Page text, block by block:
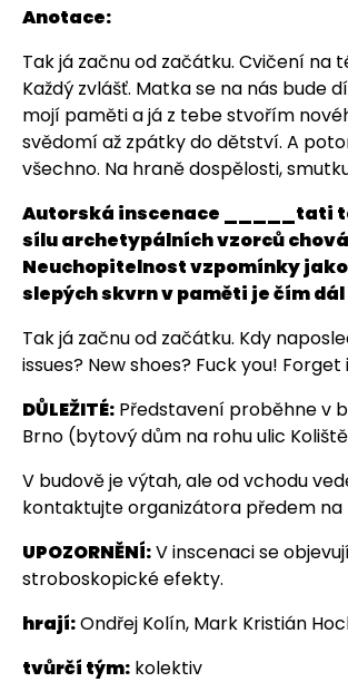
Anotace:
Tak já začnu od začátku. Cvičení na
Každý zvlášť. Matka se na nás bude
mojí paměti a já z tebe stvořím
svědomí až zpátky do dětství. A
všechno. Na hraně dospělosti,
Autorská inscenace _____tati
sílu archetypálních vzorců
Neuchopitelnost vzpomínky
slepých skvrn v paměti je čím
Tak já začnu od začátku. Kdy
issues? New shoes? Fuck you! Forget
DŮLEŽITÉ: Představení proběhne v
Brno (bytový dům na rohu ulic
V budově je výtah, ale od vchodu
kontaktujte organizátora předem na
UPOZORNĚNÍ:V inscenaci se
stroboskopické efekty.
hrají:Ondřej Kolín, Mark Kristián
tvůrčí tým: kolektiv